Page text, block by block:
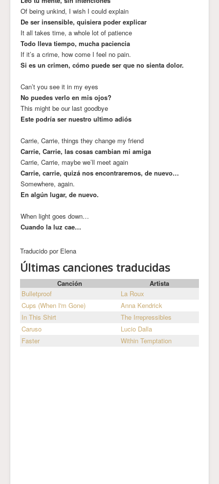
Of being unkind, I wish I could explain
De ser insensible, quisiera poder explicar
It all takes time, a whole lot of patience
Todo lleva tiempo, mucha paciencia
If it’s a crime, how come I feel no pain.
Si es un crimen, cómo puede ser que no sienta dolor.
Can’t you see it in my eyes
No puedes verlo en mis ojos?
This might be our last goodbye
Este podría ser nuestro ultimo adiós
Carrie, Carrie, things they change my friend
Carrie, Carrie, las cosas cambian mi amiga
Carrie, Carrie, maybe we’ll meet again
Carrie, carrie, quizá nos encontraremos, de nuevo…
Somewhere, again.
En algún lugar, de nuevo.
When light goes down…
Cuando la luz cae…
Traducido por Elena
Últimas canciones traducidas
Canción
Artista
Bulletproof
La Roux
Cups (When I'm Gone)
Anna Kendrick
In This Shirt
The Irrepressibles
Caruso
Lucio Dalla
Faster
Within Temptation